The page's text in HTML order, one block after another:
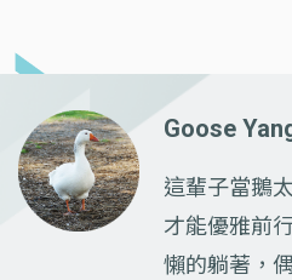
Goose
這輩子當鵝
才能優雅前
懶的躺著，